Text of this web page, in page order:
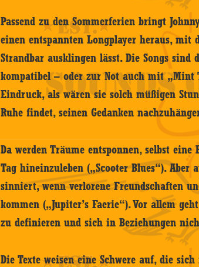
Passend zu den Sommerferien bringt
einen entspannten Longplayer heraus,
Strandbar ausklingen lässt. Die Songs
kompatibel – oder zur Not auch mit „Mint
Eindruck, als wären sie solch müßigen
Ruhe findet, seinen Gedanken
Da werden Träume entsponnen, selbst
Tag hineinzuleben („Scooter Blues“). Aber
sinniert, wenn verlorene Freundschaften
kommen („Jupiter’s Faerie“). Vor allem
zu definieren und sich in Beziehungen
Die Texte weisen eine Schwere auf, die